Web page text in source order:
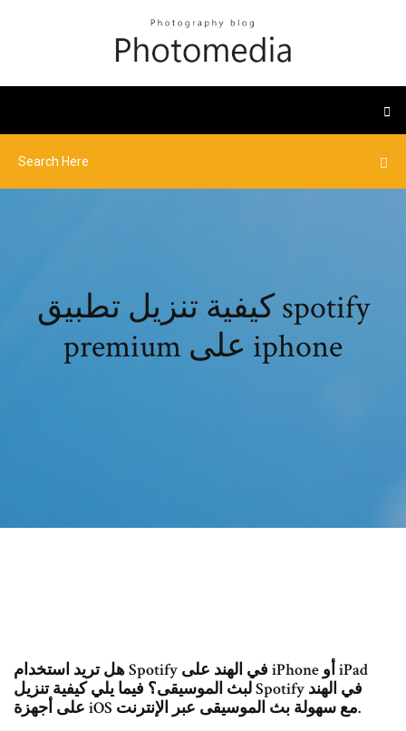
كيفية تنزيل تطبيق spotify
premium على iphone
هل تريد استخدام Spotify في الهند على iPhone أو iPad
لبث الموسيقى؟ فيما يلي كيفية تنزيل Spotify في الهند
على أجهزة iOS مع سهولة بث الموسيقى عبر الإنترنت.